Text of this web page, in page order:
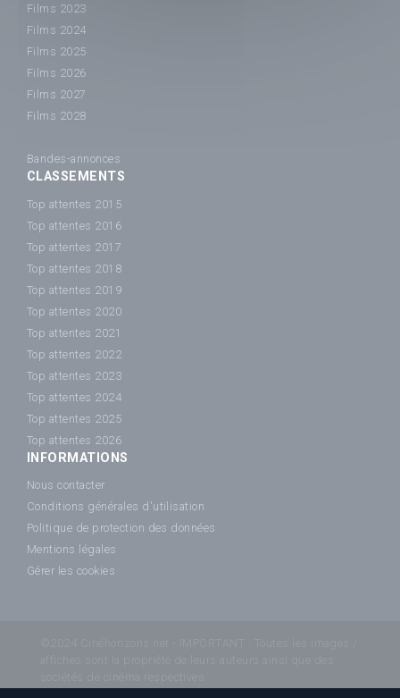
Films 2023
Films 2024
Films 2025
Films 2026
Films 2027
Films 2028
Bandes-annonces
CLASSEMENTS
Top attentes 2015
Top attentes 2016
Top attentes 2017
Top attentes 2018
Top attentes 2019
Top attentes 2020
Top attentes 2021
Top attentes 2022
Top attentes 2023
Top attentes 2024
Top attentes 2025
Top attentes 2026
INFORMATIONS
Nous contacter
Conditions générales d'utilisation
Politique de protection des données
Mentions légales
Gérer les cookies